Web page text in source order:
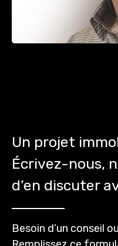
Un projet
Écrivez-nous,
d’en discuter
Besoin d’un conseil